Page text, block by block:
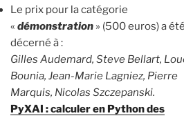
Le prix pour la catégorie
« démonstration » (500 euros) a été
décerné à :
Gilles Audemard, Steve Bellart,
Bounia, Jean-Marie Lagniez, Pierre
Marquis, Nicolas Szczepanski.
PyXAI : calculer en Python des